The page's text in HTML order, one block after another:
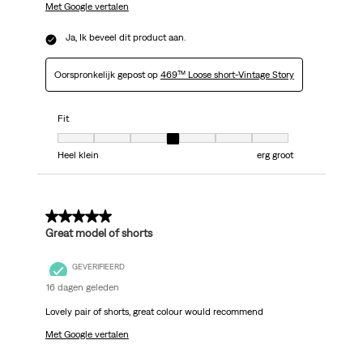
Met Google vertalen
Ja, Ik beveel dit product aan.
Oorspronkelijk gepost op 469™ Loose short-Vintage Story
Fit
Fit, 4 van 7, waarbij 1 gelijk is aan Heel klein en 7 gelijk is aan erg groot
Heel klein
erg groot
5 van 5 sterren.
Great model of shorts
GEVERIFIEERD
16 dagen geleden
Lovely pair of shorts, great colour would recommend
Met Google vertalen